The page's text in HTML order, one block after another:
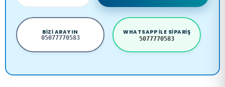
BIZI ARAYIN
05077770583
WHATSAPP ILE SIPARIŞ
5077770583